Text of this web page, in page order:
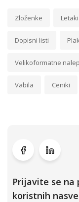
Zloženke Letaki
Dopisni listi
Velikoformatne
Vabila Ceniki
Prijavite se na
koristnih